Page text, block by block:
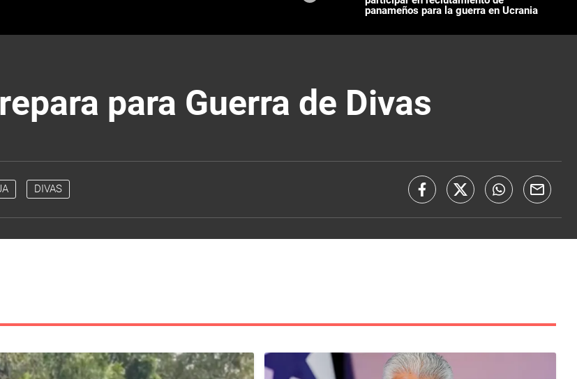
panameños para la guerra en Ucrania
para Guerra de Divas
DIVAS